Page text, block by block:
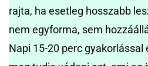
rajta, ha esetleg hosszabb
nem egyforma, sem
Napi 15-20 perc gyakorlással